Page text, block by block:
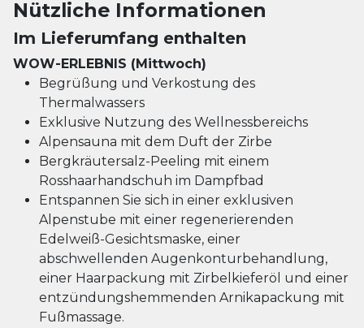
Nützliche Informationen
Im Lieferumfang enthalten
WOW-ERLEBNIS (Mittwoch)
Begrüßung und Verkostung des
Thermalwassers
Exklusive Nutzung des Wellnessbereichs
Alpensauna mit dem Duft der Zirbe
Bergkräutersalz-Peeling mit einem
Rosshaarhandschuh im Dampfbad
Entspannen Sie sich in einer exklusiven
Alpenstube mit einer regenerierenden
Edelweiß-Gesichtsmaske, einer
abschwellenden Augenkonturbehandlung,
einer Haarpackung mit Zirbelkieferöl und einer
entzündungshemmenden Arnikapackung mit
Fußmassage.